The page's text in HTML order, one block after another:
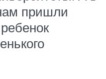
пришли